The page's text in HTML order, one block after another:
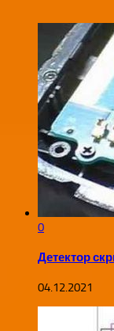
0
Детектор
04.12.2021